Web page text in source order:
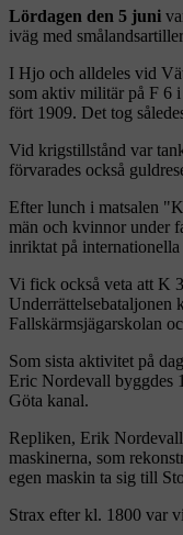
Lördagen den 5 juni
iväg med
I Hjo och alldeles vid
som aktiv militär på F 6 i
fört 1909. Det tog
Vid krigstillstånd var
förvarades också
Efter lunch i matsalen
män och kvinnor under
inriktat på internationella
Vi fick också veta att K
Fallskärmsjägarskolan
Som sista aktivitet på
Eric Nordevall byggdes
Göta kanal.
Repliken, Erik
maskinerna, som
egen maskin ta sig till
Strax efter kl. 1800 var